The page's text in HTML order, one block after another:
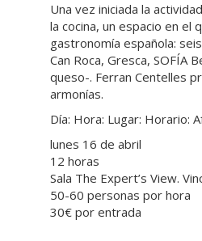
Una vez iniciada la
la cocina, un espacio en
gastronomía española:
Can Roca, Gresca, SOFÍA
queso-. Ferran Centelles
armonías.
Día: Hora: Lugar: Horario:
lunes 16 de abril
12 horas
Sala The Expert’s View.
50-60 personas por hora
30€ por entrada